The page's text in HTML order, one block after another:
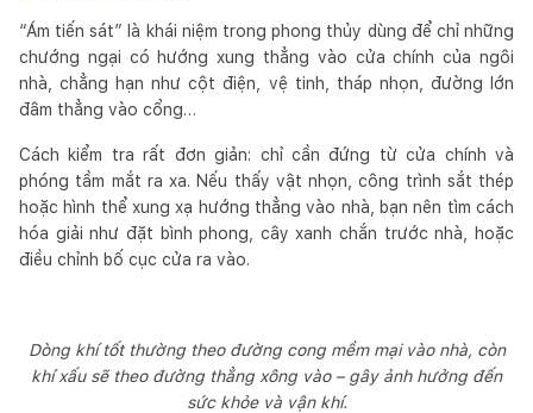
“Ám tiến sát” là khái niệm trong phong thủy dùng để chỉ những
chướng ngại có hướng xung thẳng vào cửa chính của ngôi
nhà, chẳng hạn như cột điện, vệ tinh, tháp nhọn, đường lớn
đâm thẳng vào cổng…
Cách kiểm tra rất đơn giản: chỉ cần đứng từ cửa chính và
phóng tầm mắt ra xa. Nếu thấy vật nhọn, công trình sắt thép
hoặc hình thể xung xạ hướng thẳng vào nhà, bạn nên tìm cách
hóa giải như đặt bình phong, cây xanh chắn trước nhà, hoặc
điều chỉnh bố cục cửa ra vào.
Dòng khí tốt thường theo đường cong mềm mại vào nhà, còn
khí xấu sẽ theo đường thẳng xông vào – gây ảnh hưởng đến
sức khỏe và vận khí.